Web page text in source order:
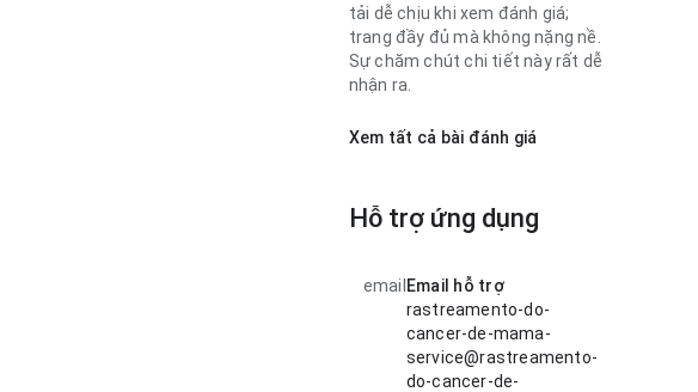
tải dễ chịu khi xem đánh giá;
trang đầy đủ mà không nặng nề.
Sự chăm chút chi tiết này rất dễ
nhận ra.
Xem tất cả bài đánh giá
Hỗ trợ ứng dụng
email Email hỗ trợ
rastreamento-do-
cancer-de-mama-
service@rastreamento-
do-cancer-de-